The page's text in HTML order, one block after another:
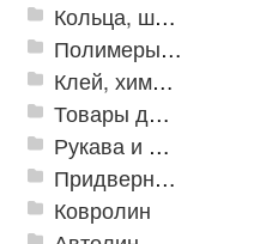
Кольца, шайбы, манжеты
Полимеры и пластики
Клей, химия, сопутствующие товары
Товары для дома
Рукава и шланги промышленные
Придверные решетки
Ковролин